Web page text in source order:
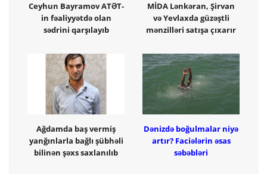
Ceyhun Bayramov ATƏT-
in fəaliyyətdə olan
sədrini qarşılayıb
MİDA Lənkəran, Şirvan
və Yevlaxda güzəştli
mənzilləri satışa çıxarır
Ağdamda baş vermiş
yanğınlarla bağlı şübhəli
bilinən şəxs saxlanılıb
Dənizdə boğulmalar niyə
artır? Faciələrin əsas
səbəbləri